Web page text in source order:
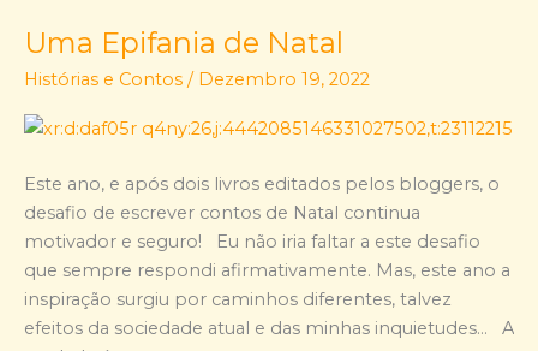
Uma Epifania de Natal
Histórias e Contos / Dezembro 19, 2022
Este ano, e após dois livros editados pelos bloggers, o
desafio de escrever contos de Natal continua
motivador e seguro! Eu não iria faltar a este desafio
que sempre respondi afirmativamente. Mas, este ano a
inspiração surgiu por caminhos diferentes, talvez
efeitos da sociedade atual e das minhas inquietudes… A
Uma
Epifania
Natal